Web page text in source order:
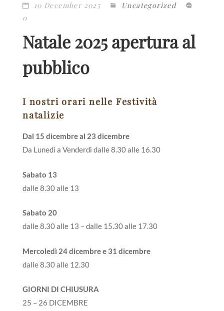
10 December 2025
Uncategorized
0
Natale 2025 apertura al
pubblico
I nostri orari nelle Festività
natalizie
Dal 15 dicembre al 23 dicembre
Da Lunedì a Venderdì dalle 8.30 alle 16.30
Sabato 13
dalle 8.30 alle 13
Sabato 20
dalle 8.30 alle 13 – dalle 15.30 alle 17.30
Mercoledì 24 dicembre e 31 dicembre
dalle 8.30 alle 12.30
GIORNI DI CHIUSURA
25 – 26 DICEMBRE